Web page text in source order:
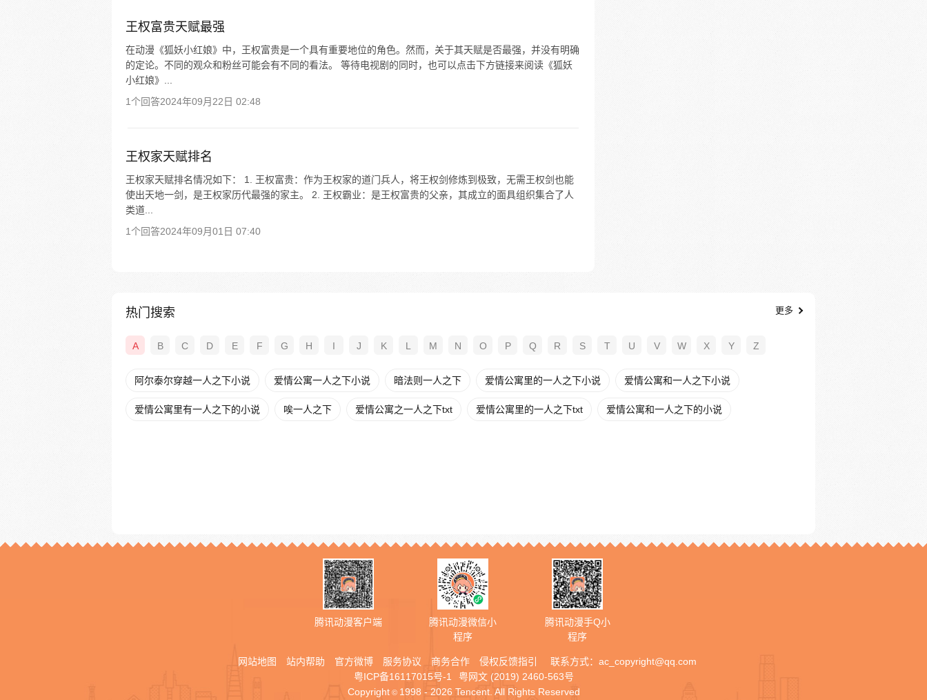
王权富贵天赋最强
在动漫《狐妖小红娘》中，王权富贵是一个具有重要地位的角色。然而，关于其天赋是否最强，并没有明确
的定论。不同的观众和粉丝可能会有不同的看法。 等待电视剧的同时，也可以点击下方链接来阅读《狐妖
小红娘》...
1个回答2024年09月22日 02:48
王权家天赋排名
王权家天赋排名情况如下： 1. 王权富贵：作为王权家的道门兵人，将王权剑修炼到极致，无需王权剑也能
使出天地一剑，是王权家历代最强的家主。 2. 王权霸业：是王权富贵的父亲，其成立的面具组织集合了人
类道...
1个回答2024年09月01日 07:40
热门搜索 更多
A B C D E F G H I J K L M N O P Q R S T U V W X Y Z
阿尔泰尔穿越一人之下小说 爱情公寓一人之下小说 暗法则一人之下 爱情公寓里的一人之下小说 爱情公寓和一人之下小说
爱情公寓里有一人之下的小说 唉一人之下 爱情公寓之一人之下txt 爱情公寓里的一人之下txt 爱情公寓和一人之下的小说
腾讯动漫客户端
腾讯动漫微信小
程序
腾讯动漫手Q小
程序
网站地图 站内帮助 官方微博 服务协议 商务合作 侵权反馈指引 联系方式： ac_copyright@qq.com
粤ICP备16117015号-1
粤网文 (2019) 2460-563号
Copyright © 1998 - 2026 Tencent. All Rights Reserved